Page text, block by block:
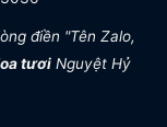
điền "Tên Zalo,
tươi Nguyệt Hỷ